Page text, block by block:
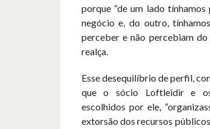
porque “de um lado
negócio e, do outro,
perceber e não percebiam do
realça.
Esse desequilíbrio de perfil,
que o sócio Loftleidir e os
escolhidos por ele,
extorsão dos recursos